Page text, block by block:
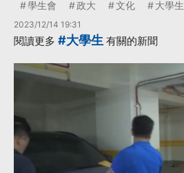
學生會 政大 文化 大學生
2023/12/14 19:31
閱讀更多 #大學生 有關的新聞